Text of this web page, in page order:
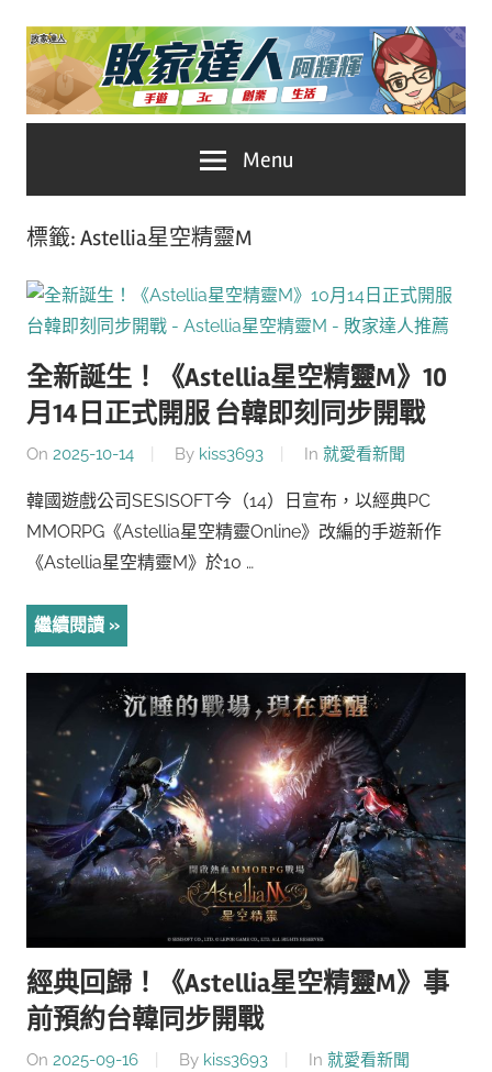
Skip
content
家
人
推
薦
No.1
遊
戲
科
自
媒
體。
Menu
標籤: Astellia星空精靈M
全新誕生！《Astellia星空精靈M》10
月14日正式開服 台韓即刻同步開戰
On 2025-10-14 By kiss3693 In 就愛看新聞
韓國遊戲公司SESISOFT今（14）日宣布，以經典PC
MMORPG《Astellia星空精靈Online》改編的手遊新作
《Astellia星空精靈M》於10 …
繼續閱讀
經典回歸！《Astellia星空精靈M》事
前預約台韓同步開戰
On 2025-09-16 By kiss3693 In 就愛看新聞